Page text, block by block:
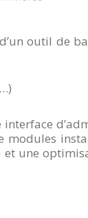
outil de
une